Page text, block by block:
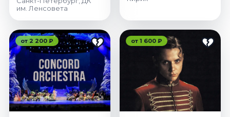
им. Ленсовета
от 2 200 ₽ от 1 600 ₽